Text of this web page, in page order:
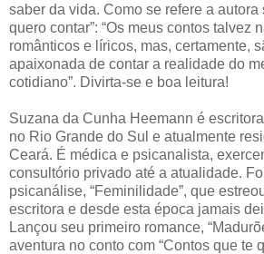
saber da vida. Como se refere a autora
quero contar”: “Os meus contos talvez
românticos e líricos, mas, certamente,
apaixonada de contar a realidade do
cotidiano”. Divirta-se e boa leitura!
Suzana da Cunha Heemann é
no Rio Grande do Sul e atualmente
Ceará. É médica e psicanalista,
consultório privado até a atualidade.
psicanálise, “Feminilidade”, que
escritora e desde esta época jamais
Lançou seu primeiro romance,
aventura no conto com “Contos que te